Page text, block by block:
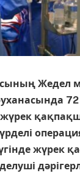
Жедел
жүрек